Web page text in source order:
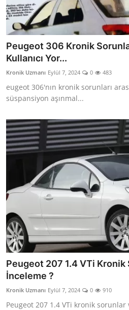
Peugeot 306 Kronik
Kullanıcı Yor...
Kronik Uzmanı Eylül 7, 2024 0 483
eugeot 306'nın kronik sorunları
süspansiyon aşınmal...
Peugeot 207 1.4 VTi Kronik
İnceleme ?
Kronik Uzmanı Eylül 7, 2024 0 910
Peugeot 207 1.4 VTi kronik sorunlar